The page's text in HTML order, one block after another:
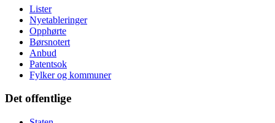
Lister
Nyetableringer
Opphørte
Børsnotert
Anbud
Patentsok
Fylker og kommuner
Det offentlige